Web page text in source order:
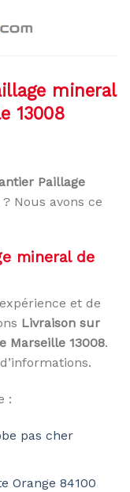
mineral
13008
Paillage
? Nous avons ce
mineral de
et de
Livraison sur
Marseille 13008.
:
pas cher
Orange 84100